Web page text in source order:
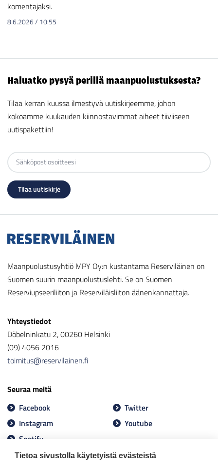
Tietoa sivustolla käytetyistä evästeistä
komentajaksi.
8.6.2026/ 10:55
Haluatko pysyä perillä maanpuolustuksesta?
Tilaa kerran kuussa ilmestyvä uutiskirjeemme, johon
kokoamme kuukauden kiinnostavimmat aiheet tiiviiseen
uutispakettiin!
Maanpuolustusyhtiö MPY Oy:n kustantama Reserviläinen on
Suomen suurin maanpuolustuslehti. Se on Suomen
Reserviupseeriliiton ja Reserviläisliiton äänenkannattaja.
Yhteystiedot
Döbelninkatu 2, 00260 Helsinki
(09) 4056 2016
toimitus@reservilainen.fi
Seuraa meitä
Facebook
Twitter
Instagram
Youtube
Spotify